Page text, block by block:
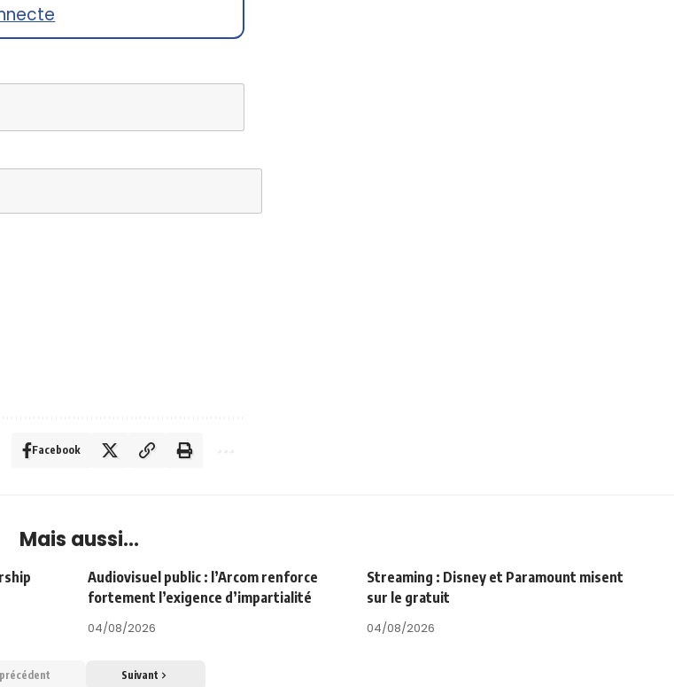
Facebook
Mais aussi...
Audiovisuel public : l’Arcom renforce
fortement l’exigence d’impartialité
04/08/2026
Streaming : Disney et Paramount misent
sur le gratuit
04/08/2026
précédent Suivant